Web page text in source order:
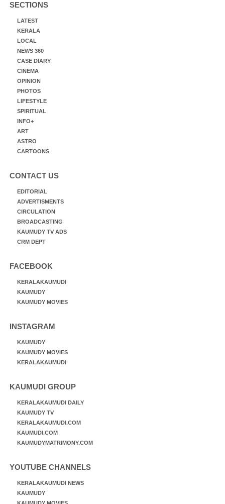
SECTIONS
LATEST
KERALA
LOCAL
NEWS 360
CASE DIARY
CINEMA
OPINION
PHOTOS
LIFESTYLE
SPIRITUAL
INFO+
ART
ASTRO
CARTOONS
CONTACT US
EDITORIAL
ADVERTISMENTS
CIRCULATION
BROADCASTING
KAUMUDY TV ADS
CRM DEPT
FACEBOOK
KERALAKAUMUDI
KAUMUDY
KAUMUDY MOVIES
INSTAGRAM
KAUMUDY
KAUMUDY MOVIES
KERALAKAUMUDI
KAUMUDI GROUP
KERALAKAUMUDI DAILY
KAUMUDY TV
KERALAKAUMUDI.COM
KAUMUDI.COM
KAUMUDYMATRIMONY.COM
YOUTUBE CHANNELS
KERALAKAUMUDI NEWS
KAUMUDY